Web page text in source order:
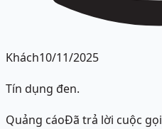
Khách10/11/2025
Tín dụng đen.
Quảng cáoĐã trả lời cuộc gọi